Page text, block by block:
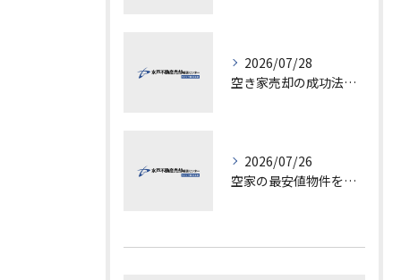
2026/07/28
空き家売却の成功法と注意点
2026/07/26
空家の最安値物件を茨城県水戸市つくば市で探す方法と賢い売却ポイントを徹底解説